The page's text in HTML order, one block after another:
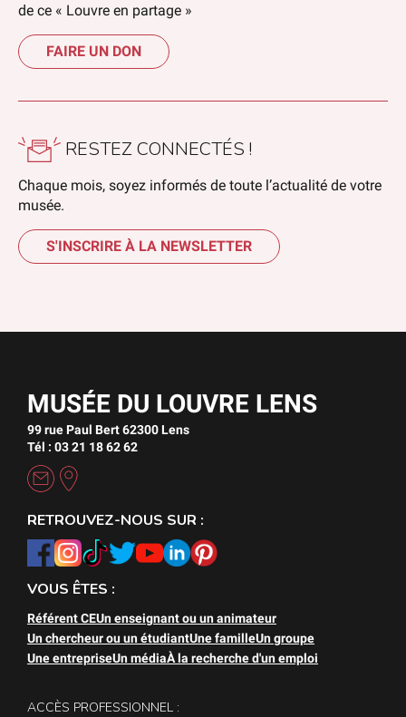
de ce « Louvre en partage »
FAIRE UN DON
RESTEZ CONNECTÉS !
Chaque mois, soyez informés de toute l’actualité de votre
musée.
S'INSCRIRE À LA NEWSLETTER
MUSÉE DU LOUVRE LENS
99 rue Paul Bert 62300 Lens
Tél : 03 21 18 62 62
RETROUVEZ-NOUS SUR :
VOUS ÊTES :
Référent CEUn enseignant ou un animateur
Un chercheur ou un étudiantUne familleUn groupe
Une entrepriseUn médiaÀ la recherche d'un emploi
ACCÈS PROFESSIONNEL :